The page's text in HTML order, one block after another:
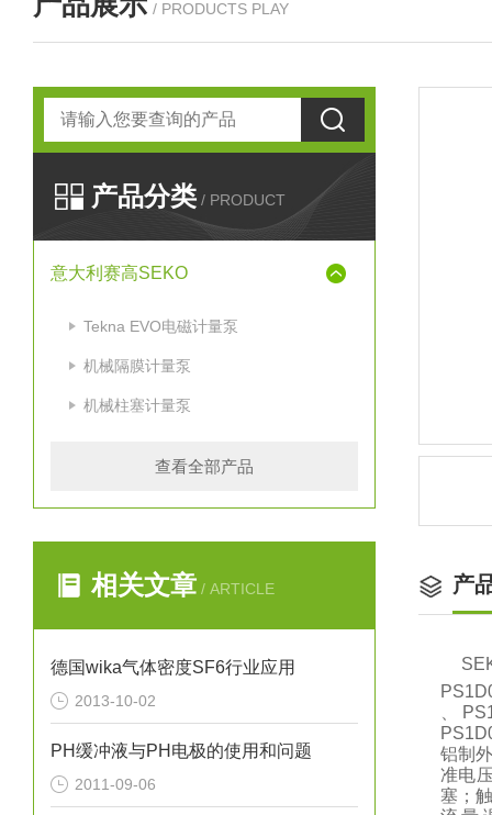
/ PRODUCTS PLAY
产品分类 / PRODUCT
意大利赛高SEKO
Tekna EVO电磁计量泵
机械隔膜计量泵
机械柱塞计量泵
查看全部产品
相关文章 / ARTICLE
德国wika气体密度SF6行业应用
2013-10-02
PH缓冲液与PH电极的使用和问题
2011-09-06
产
、
铝制
准电
塞；